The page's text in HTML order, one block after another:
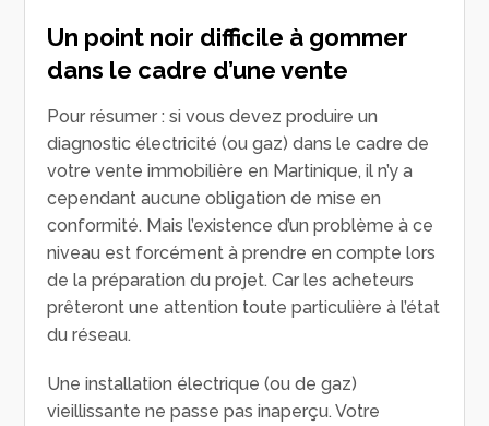
Un point noir difficile à gommer
dans le cadre d’une vente
Pour résumer : si vous devez produire un
diagnostic électricité (ou gaz) dans le cadre de
votre vente immobilière en Martinique, il n’y a
cependant aucune obligation de mise en
conformité. Mais l’existence d’un problème à ce
niveau est forcément à prendre en compte lors
de la préparation du projet. Car les acheteurs
prêteront une attention toute particulière à l’état
du réseau.
Une installation électrique (ou de gaz)
vieillissante ne passe pas inaperçu. Votre